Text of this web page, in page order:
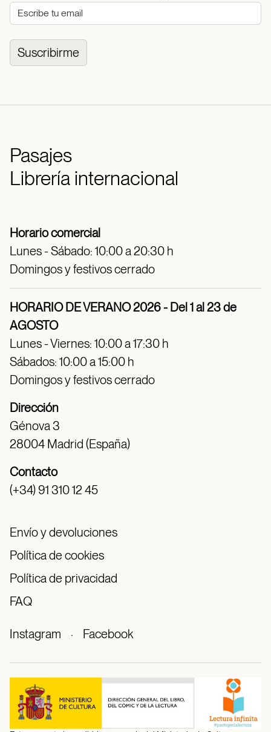
Suscribirme
Pasajes
Librería internacional
Horario comercial
Lunes - Sábado: 10:00 a 20:30 h
Domingos y festivos cerrado
HORARIO DE VERANO 2026 - Del 1 al 23 de
AGOSTO
Lunes - Viernes: 10:00 a 17:30 h
Sábados: 10:00 a 15:00 h
Domingos y festivos cerrado
Dirección
Génova 3
28004 Madrid (España)
Contacto
(+34) 91 310 12 45
Envío y devoluciones
Política de cookies
Política de privacidad
FAQ
Instagram · Facebook